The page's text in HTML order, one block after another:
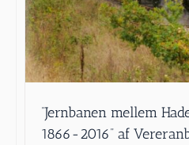
”Jernbanen mellem
1866-2016” af